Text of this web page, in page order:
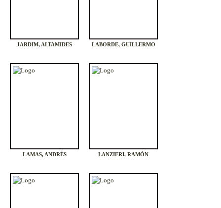
JARDIM, ALTAMIDES LABORDE, GUILLERMO
LAMAS, ANDRÉS LANZIERI, RAMÓN